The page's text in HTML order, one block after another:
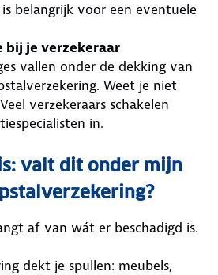
belangrijk voor een eventuele
bij je verzekeraar
vallen onder de dekking van
Weet je niet
verzekeraars schakelen
in.
valt dit onder mijn
af van wát er beschadigd is.
dekt je spullen: meubels,